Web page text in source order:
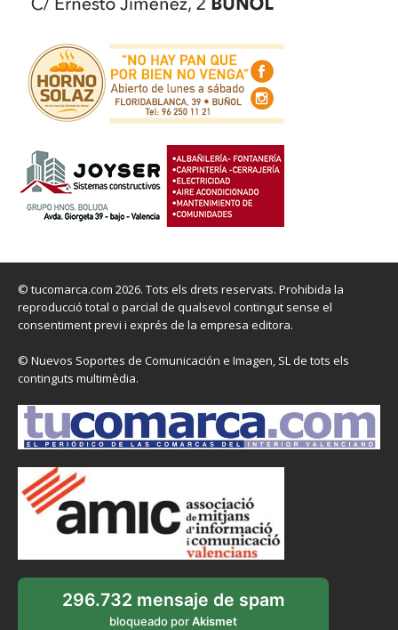
© tucomarca.com 2026. Tots els drets reservats. Prohibida la
reproducció total o parcial de qualsevol contingut sense el
consentiment previ i exprés de la empresa editora.
© Nuevos Soportes de Comunicación e Imagen, SL de tots els
continguts multimèdia.
296.732 mensaje de spam
bloqueado porAkismet